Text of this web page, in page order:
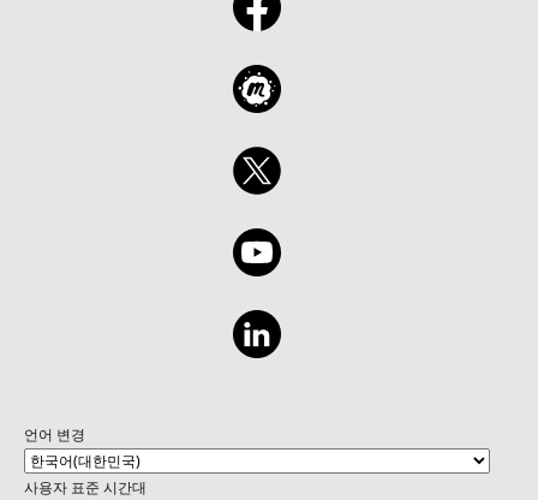
언어 변경
사용자 표준 시간대